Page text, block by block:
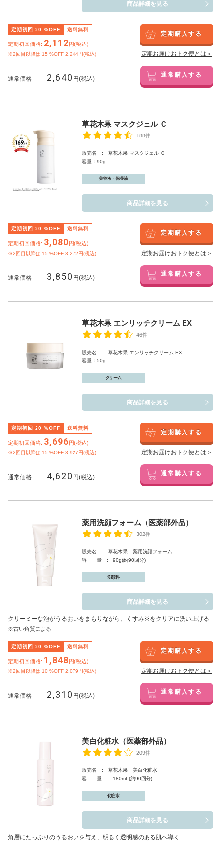
商品詳細を見る
定期初回 20 %OFF 送料無料
定期初回価格: 2,112円(税込)
※2回目以降は 15 %OFF 2,244円(税込)
定期購入する
定期お届けおトク便とは＞
通常価格 2,640 円(税込) 通常購入する
草花木果 マスクジェル Ｃ
188件
販売名 : 草花木果 マスクジェル Ｃ
容量：90g
美容液・保湿液
商品詳細を見る
定期初回 20 %OFF 送料無料
定期初回価格: 3,080円(税込)
※2回目以降は 15 %OFF 3,272円(税込)
定期購入する
定期お届けおトク便とは＞
通常価格 3,850 円(税込) 通常購入する
草花木果 エンリッチクリーム EX
46件
販売名 : 草花木果 エンリッチクリーム EX
容量：50g
クリーム
商品詳細を見る
定期初回 20 %OFF 送料無料
定期初回価格: 3,696円(税込)
※2回目以降は 15 %OFF 3,927円(税込)
定期購入する
定期お届けおトク便とは＞
通常価格 4,620 円(税込) 通常購入する
薬用洗顔フォーム（医薬部外品）
302件
販売名 : 草花木果 薬用洗顔フォーム
容 量 : 90g(約90回分)
洗顔料
商品詳細を見る
クリーミーな泡がうるおいをまもりながら、くすみ※をクリアに洗い上げる
※古い角質による
定期初回 20 %OFF 送料無料
定期初回価格: 1,848円(税込)
※2回目以降は 10 %OFF 2,079円(税込)
定期購入する
定期お届けおトク便とは＞
通常価格 2,310 円(税込) 通常購入する
美白化粧水（医薬部外品）
209件
販売名 : 草花木果 美白化粧水
容 量 : 180mL(約90回分)
化粧水
商品詳細を見る
角層にたっぷりのうるおいを与え、明るく透明感のある肌へ導く